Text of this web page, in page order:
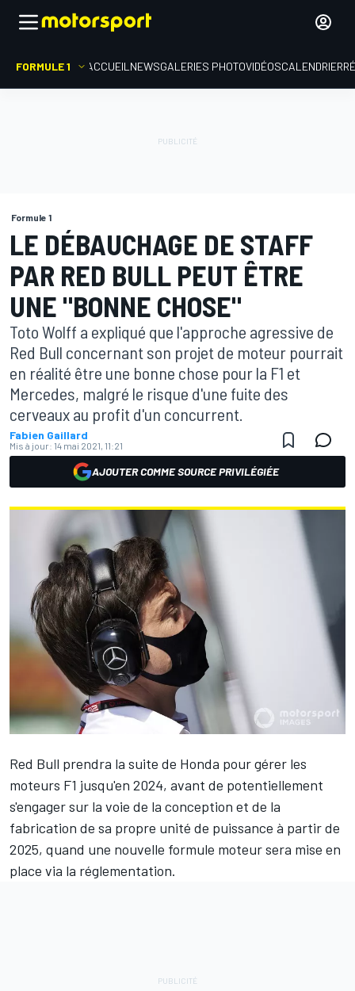
FORMULE 1 ACCUEIL NEWSGALERIES PHOTOVIDÉOSCALENDRIER
Formule 1
LE DÉBAUCHAGE DE STAFF
PAR RED BULL PEUT ÊTRE
UNE "BONNE CHOSE"
Toto Wolff a expliqué que l'approche agressive de
Red Bull concernant son projet de moteur pourrait
en réalité être une bonne chose pour la F1 et
Mercedes, malgré le risque d'une fuite des
cerveaux au profit d'un concurrent.
Fabien Gaillard
Mis à jour: 14 mai 2021, 11:21
AJOUTER COMME SOURCE PRIVILÉGIÉE
Red Bull prendra la suite de Honda pour gérer les
moteurs F1 jusqu'en 2024, avant de potentiellement
s'engager sur la voie de la conception et de la
fabrication de sa propre unité de puissance à partir de
2025, quand une nouvelle formule moteur sera mise en
place via la réglementation.